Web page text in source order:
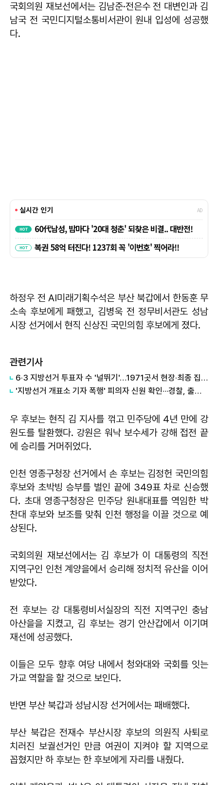
국회의원 재보선에서는 김남준·전은수 전 대변인과 김
남국 전 국민디지털소통비서관이 원내 입성에 성공했
다.
하정우 전 AI미래기획수석은 부산 북갑에서 한동훈 무
소속 후보에게 패했고, 김병욱 전 정무비서관도 성남
시장 선거에서 현직 신상진 국민의힘 후보에게 졌다.
관련기사
6·3 지방선거 투표자 수 '널뛰기'…1971곳서 현장·최종 집계 오차
'지방선거 개표소 기자 폭행' 피의자 신원 확인···경찰, 출석 요구
우 후보는 현직 김 지사를 꺾고 민주당에 4년 만에 강
원도를 탈환했다. 강원은 워낙 보수세가 강해 접전 끝
에 승리를 거머쥐었다.
인천 영종구청장 선거에서 손 후보는 김정헌 국민의힘
후보와 초박빙 승부를 벌인 끝에 349표 차로 신승했
다. 초대 영종구청장은 민주당 원내대표를 역임한 박
찬대 후보와 보조를 맞춰 인천 행정을 이끌 것으로 예
상된다.
국회의원 재보선에서는 김 후보가 이 대통령의 직전
지역구인 인천 계양을에서 승리해 정치적 유산을 이어
받았다.
전 후보는 강 대통령비서실장의 직전 지역구인 충남
아산을을 지켰고, 김 후보는 경기 안산갑에서 이기며
재선에 성공했다.
이들은 모두 향후 여당 내에서 청와대와 국회를 잇는
가교 역할을 할 것으로 보인다.
반면 부산 북갑과 성남시장 선거에서는 패배했다.
부산 북갑은 전재수 부산시장 후보의 의원직 사퇴로
치러진 보궐선거인 만큼 여권이 지켜야 할 지역으로
꼽혔지만 하 후보는 한 후보에게 자리를 내줬다.